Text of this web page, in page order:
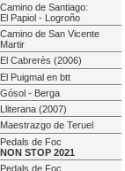
Camino de Santiago:
El Papiol - Logroño
Camino de San Vicente
Martir
El Cabrerès (2006)
El Puigmal en btt
Gósol - Berga
Lliterana (2007)
Maestrazgo de Teruel
Pedals de Foc
NON STOP 2021
Pedals de Foc